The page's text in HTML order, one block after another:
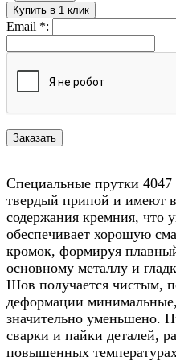
Купить в 1 клик
Email *:
Специальные прутки
твердый припой и имеют
содержания кремния, что
обеспечивает хорошую
кромок, формируя
основному металлу и
Шов получается чистым,
деформации минимальные,
значительно уменьшено.
сварки и пайки деталей,
повышенных